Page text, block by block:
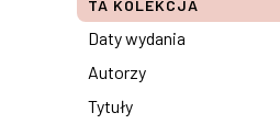
TA KOLEKCJA
Daty wydania
Autorzy
Tytuły